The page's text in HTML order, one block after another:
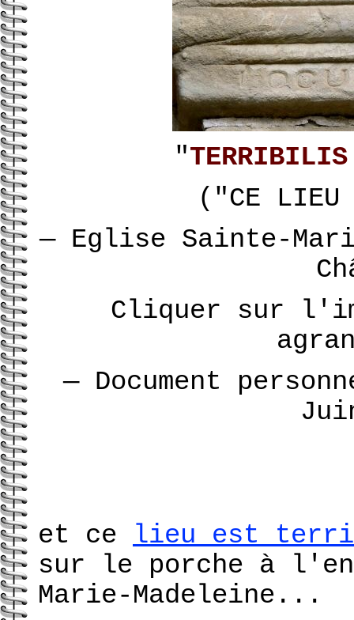
"
("CE LIEU
— Eglise Sainte-
Cliquer sur
— Document
et ce
lieu est
sur le porche à
Marie-Madeleine...